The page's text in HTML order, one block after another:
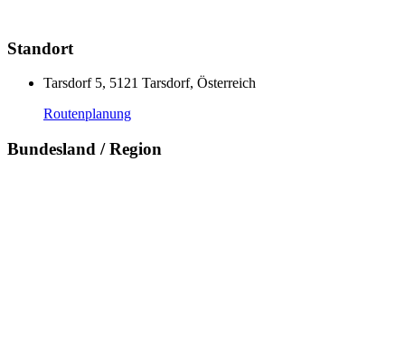
Standort
Tarsdorf 5, 5121 Tarsdorf, Österreich
Routenplanung
Bundesland / Region